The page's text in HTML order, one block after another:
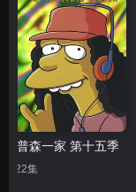
黄色之星
正片